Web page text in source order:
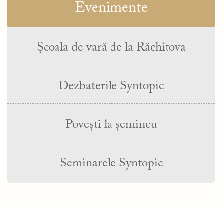
Evenimente
Școala de vară de la Răchitova
Dezbaterile Syntopic
Povești la șemineu
Seminarele Syntopic